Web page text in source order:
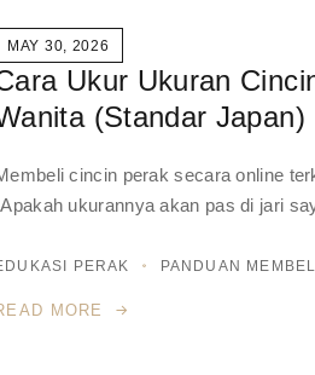
MAY 30, 2026
Ukur Ukuran
(Standar Japan)
cincin perak secara online
ukurannya akan pas di jari
PERAK PANDUAN MEMBELI
MORE